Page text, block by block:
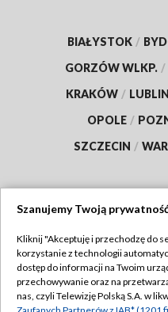
BIAŁYSTOK /
GORZÓW WLKP. /
KRAKÓW / LUBLIN
OPOLE /
SZCZECIN /
Abonament TVP
Emisja w TVP
Szanujemy Twoją
Kliknij "Akceptuję i przechodzę do
korzystanie z technologii
dostęp do informacji na Twoim
przechowywanie oraz na
nas, czyli Telewizję Polską S.A. w